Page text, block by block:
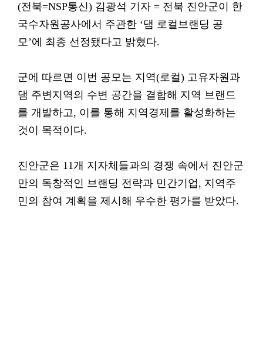
(전북=NSP통신) 김광석 기자 = 전북 진안군이 한
국수자원공사에서 주관한 ‘댐 로컬브랜딩 공
모’에 최종 선정됐다고 밝혔다.
군에 따르면 이번 공모는 지역(로컬) 고유자원과
댐 주변지역의 수변 공간을 결합해 지역 브랜드
를 개발하고, 이를 통해 지역경제를 활성화하는
것이 목적이다.
진안군은 11개 지자체들과의 경쟁 속에서 진안군
만의 독창적인 브랜딩 전략과 민간기업, 지역주
민의 참여 계획을 제시해 우수한 평가를 받았다.